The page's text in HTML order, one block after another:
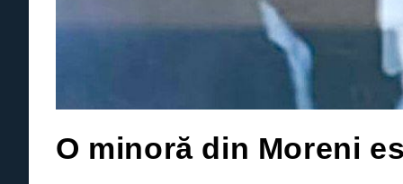
O minoră din Moreni